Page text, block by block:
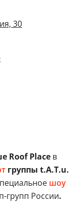
30
Roof Place в
группы t.A.T.u.
шоу
групп России.